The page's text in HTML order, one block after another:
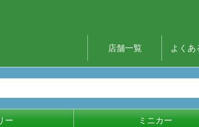
店舗一覧 よくあ
ー ミニカー